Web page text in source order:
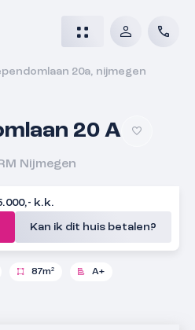
20a, nijmegen
20 A
Nijmegen
k.k.
Kan ik dit huis betalen?
87m² A+